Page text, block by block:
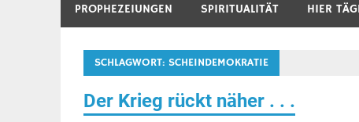
PROPHEZEIUNGEN SPIRITUALITÄT HIER
SCHLAGWORT: SCHEINDEMOKRATIE
Der Krieg rückt näher . . .